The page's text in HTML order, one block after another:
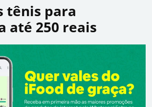
tênis para
até 250 reais